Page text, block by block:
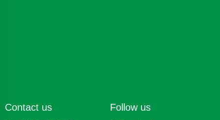
Contact us Follow us